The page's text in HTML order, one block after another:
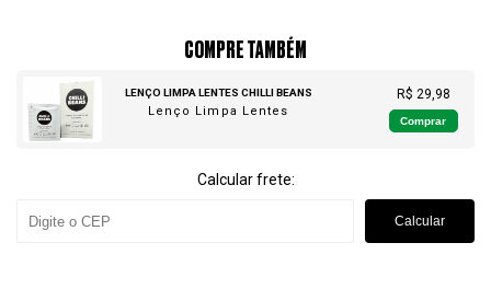
COMPRE TAMBÉM
LENÇO LIMPA LENTES CHILLI BEANS
Lenço Limpa Lentes
R$ 29,98
Comprar
Calcular frete:
Calcular